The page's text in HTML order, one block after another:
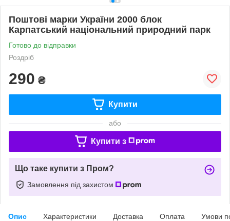
Поштові марки України 2000 блок
Карпатський національний природний парк
Готово до відправки
Роздріб
290 ₴
Купити
або
Купити з
Що таке купити з Пром?
Замовлення під захистом
Опис Характеристики Доставка Оплата Умови